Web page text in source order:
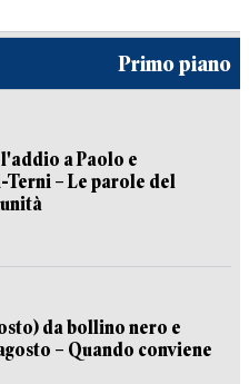
Primo piano
a Paolo e
– Le parole del
da bollino nero e
– Quando conviene